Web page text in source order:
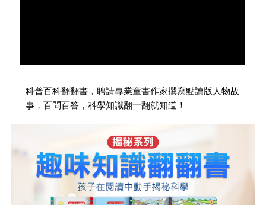
科普百科翻翻書，聘請專業童書作家撰寫點讀版人物故
事，百問百答，科學知識翻一翻就知道！